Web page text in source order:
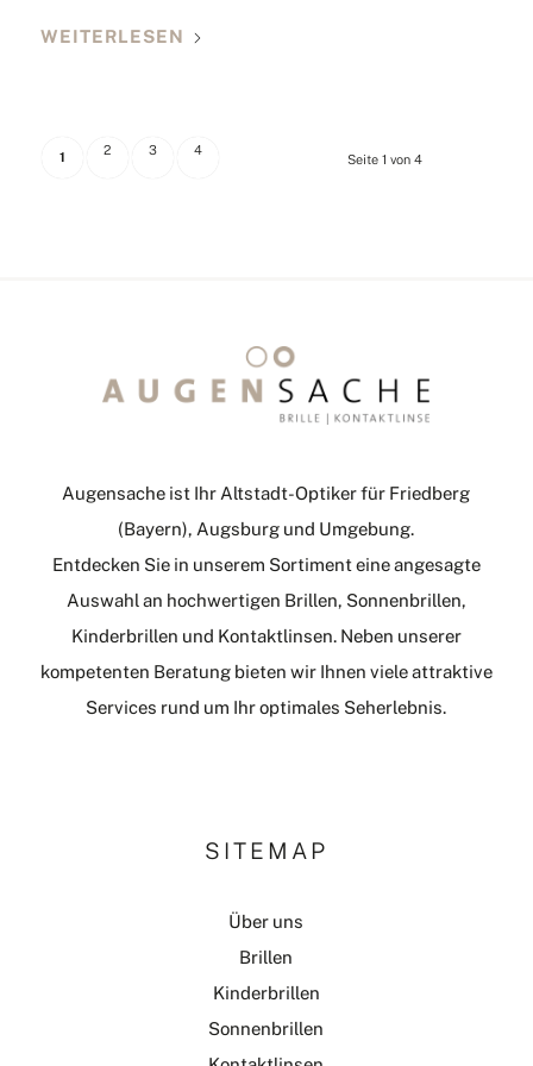
WEITERLESEN
Seite 1 von 4
1 2 3 4
Augensache ist Ihr Altstadt-Optiker für Friedberg
(Bayern), Augsburg und Umgebung.
Entdecken Sie in unserem Sortiment eine angesagte
Auswahl an hochwertigen Brillen, Sonnenbrillen,
Kinderbrillen und Kontaktlinsen. Neben unserer
kompetenten Beratung bieten wir Ihnen viele attraktive
Services rund um Ihr optimales Seherlebnis.
SITEMAP
Über uns
Brillen
Kinderbrillen
Sonnenbrillen